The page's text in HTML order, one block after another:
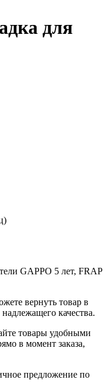
для
GAPPO 5 лет, FRAP
вернуть товар в
качества.
товары удобными
в момент заказа,
предложение по